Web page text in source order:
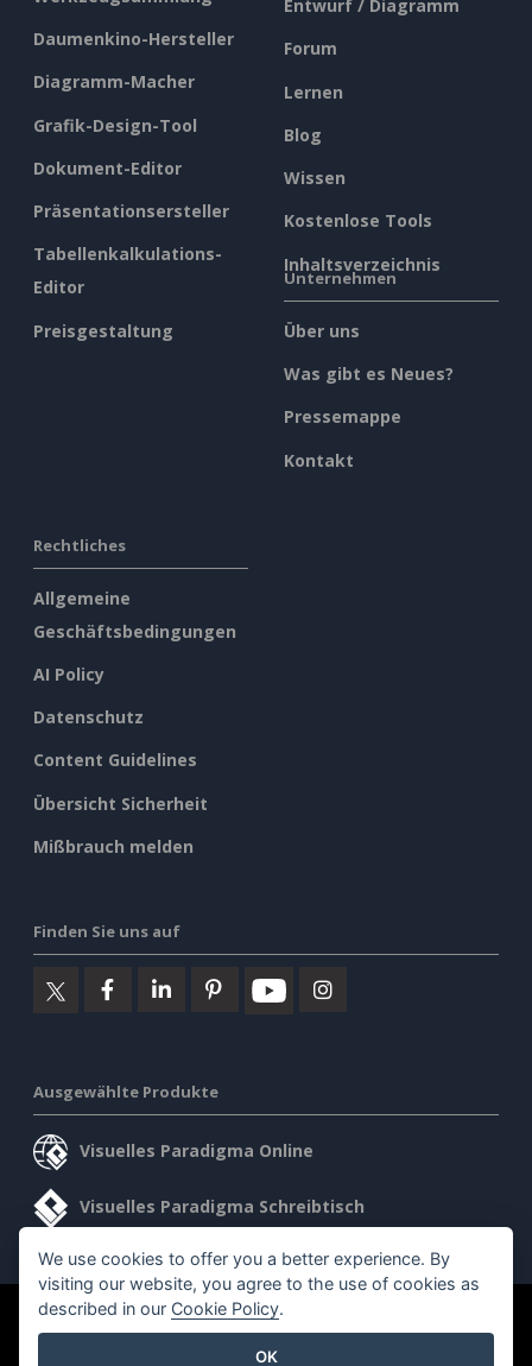
Daumenkino-Hersteller
Diagramm-Macher
Grafik-Design-Tool
Dokument-Editor
Präsentationsersteller
Tabellenkalkulations-
Editor
Preisgestaltung
Entwurf / Diagramm
Forum
Lernen
Blog
Wissen
Kostenlose Tools
Inhaltsverzeichnis
Unternehmen
Über uns
Was gibt es Neues?
Pressemappe
Kontakt
Rechtliches
Allgemeine
Geschäftsbedingungen
AI Policy
Datenschutz
Content Guidelines
Übersicht Sicherheit
Mißbrauch melden
Finden Sie uns auf
Ausgewählte Produkte
Visuelles Paradigma Online
Visuelles Paradigma Schreibtisch
©2026 by Visual Paradigm. Alle Rechte vorbehalten.
We use cookies to offer you a better experience. By
visiting our website, you agree to the use of cookies as
described in our Cookie Policy.
OK